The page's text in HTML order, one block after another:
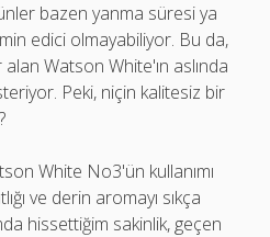
bazen yanma süresi ya
edici olmayabiliyor. Bu da,
Watson White'ın aslında
Peki, niçin kalitesiz bir
White No3'ün kullanımı
ve derin aromayı sıkça
hissettiğim sakinlik, geçen